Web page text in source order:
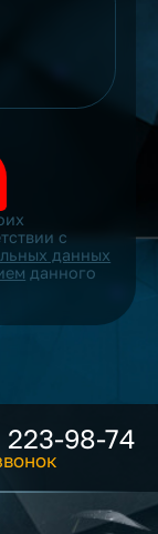
с
данных
данного
223-98-74